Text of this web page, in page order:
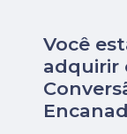
Você
adquirir